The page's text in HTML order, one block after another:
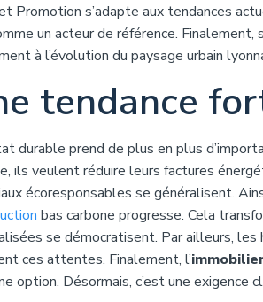
Promotion s’adapte aux tendances
un acteur de référence.
à l’évolution du paysage urbain
tendance
durable prend de plus en plus
ils veulent réduire leurs factures
écoresponsables se généralisent.
bas carbone progresse. Cela
se démocratisent. Par ailleurs,
ces attentes. Finalement, l’
option. Désormais, c’est une exigence